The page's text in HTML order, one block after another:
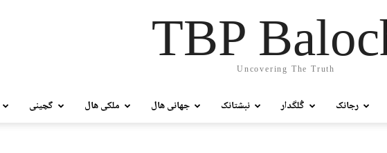
TBP
Uncovering The Truth
گچینی ملکی ھال جھانی ھال نبشتانک گُلگدار رجانک